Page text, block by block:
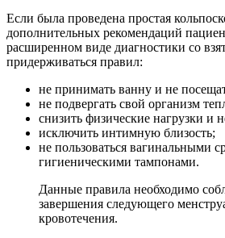
Если была проведена простая
дополнительных рекомендаций
расширенном виде диагностики со
придерживаться правил:
не принимать ванну и не
не подвергать свой организм
снизить физические нагрузки и
исключить интимную близость;
не пользоваться вагинальными
гигиеническими тампонами.
Данные правила необходимо
завершения следующего
кровотечения.